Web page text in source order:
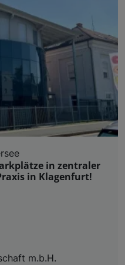
in zentraler
in Klagenfurt!
m.b.H.